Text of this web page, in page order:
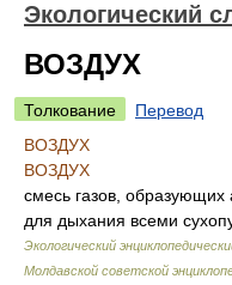
Экологический
ВОЗДУХ
Толкование
Перевод
ВОЗДУХ
ВОЗДУХ
смесь газов,
для дыхания всеми
Экологический
Молдавской советской